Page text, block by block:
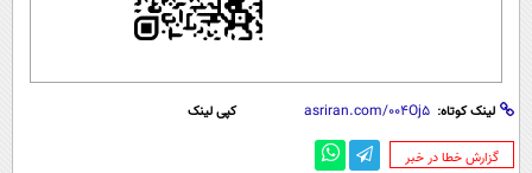
لینک کوتاه: کپی لینک
‌گزارش خطا در خبر